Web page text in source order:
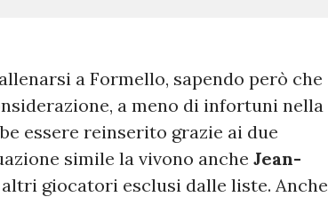
a Formello, sapendo però che
a meno di infortuni nella
essere reinserito grazie ai due
simile la vivono anche Jean-
altri giocatori esclusi dalle liste. Anche